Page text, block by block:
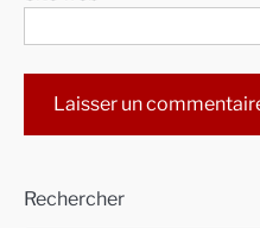
Rechercher